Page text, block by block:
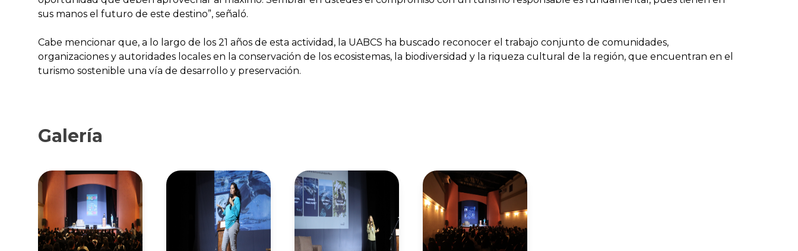
sus manos el futuro de este destino”, señaló.
Cabe mencionar que, a lo largo de los 21 años de esta actividad, la UABCS ha buscado reconocer el trabajo conjunto de comunidades,
organizaciones y autoridades locales en la conservación de los ecosistemas, la biodiversidad y la riqueza cultural de la región, que encuentran en el
turismo sostenible una vía de desarrollo y preservación.
Galería